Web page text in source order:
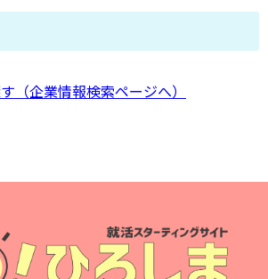
（企業情報検索ページへ）